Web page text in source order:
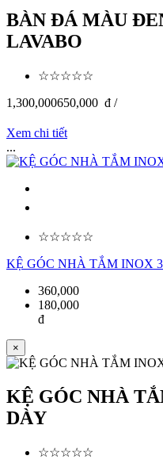
BÀN ĐÁ MÀU
LAVABO
☆☆☆☆☆
1,300,000650,000 đ /
Xem chi tiết
...
☆☆☆☆☆
KỆ GÓC NHÀ TẮM INOX
360,000
180,000
đ
×
KỆ GÓC NHÀ
DÀY
☆☆☆☆☆